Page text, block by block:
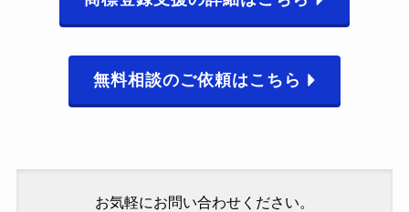
無料相談のご依頼はこちら
お気軽にお問い合わせください。